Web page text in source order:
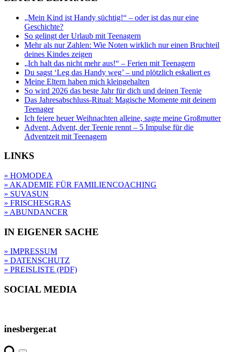
„Mein Kind ist Handy süchtig!“ – oder ist das nur eine
Geschichte?
So gelingt der Urlaub mit Teenagern
Mehr als nur Zahlen: Wie Noten wirklich nur einen Bruchteil
deines Kindes zeigen
„Ich halt das nicht mehr aus!“ – Ferien mit Teenagern
Du sagst ‘Leg das Handy weg’ – und plötzlich eskaliert es
Meine Eltern haben mich kleingehalten
So wird 2026 das beste Jahr für dich und deinen Teenie
Das Jahresabschluss-Ritual: Magische Momente mit deinem
Teenager
Ich feiere heuer Weihnachten alleine, sagte meine Großmutter
Advent, Advent, der Teenie rennt – 5 Impulse für die
Adventzeit mit Teenagern
LINKS
» HOMODEA
» AKADEMIE FÜR FAMILIENCOACHING
» SUVASUN
» FRISCHESGRAS
» ABUNDANCER
IN EIGENER SACHE
» IMPRESSUM
» DATENSCHUTZ
» PREISLISTE (PDF)
SOCIAL MEDIA
inesberger.at